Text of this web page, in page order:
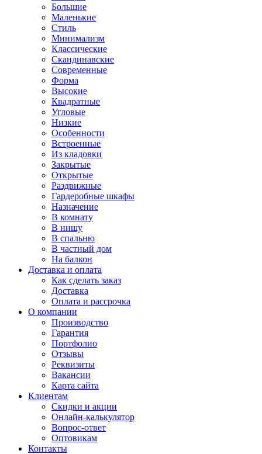
Большие
Маленькие
Стиль
Минимализм
Классические
Скандинавские
Современные
Форма
Высокие
Квадратные
Угловые
Низкие
Особенности
Встроенные
Из кладовки
Закрытые
Открытые
Раздвижные
Гардеробные шкафы
Назначение
В комнату
В нишу
В спальню
В частный дом
На балкон
Доставка и оплата
Как сделать заказ
Доставка
Оплата и рассрочка
О компании
Производство
Гарантия
Портфолио
Отзывы
Реквизиты
Вакансии
Карта сайта
Клиентам
Скидки и акции
Онлайн-калькулятор
Вопрос-ответ
Оптовикам
Контакты